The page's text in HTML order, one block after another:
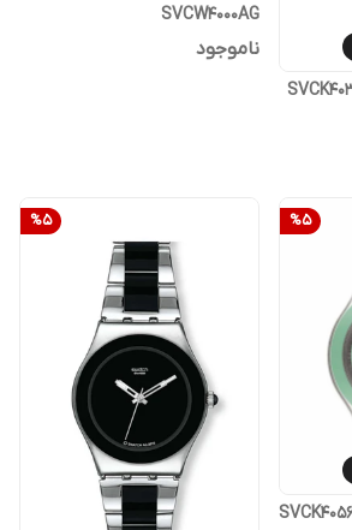
SVCW4000AG
ناموجود
%5
%5